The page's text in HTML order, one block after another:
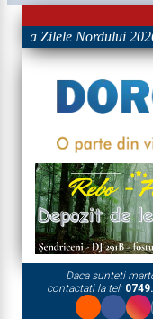
la Zilele Nordului
Daca sunteti
contactati la tel: